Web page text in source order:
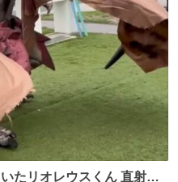
オレウスくん 直射日